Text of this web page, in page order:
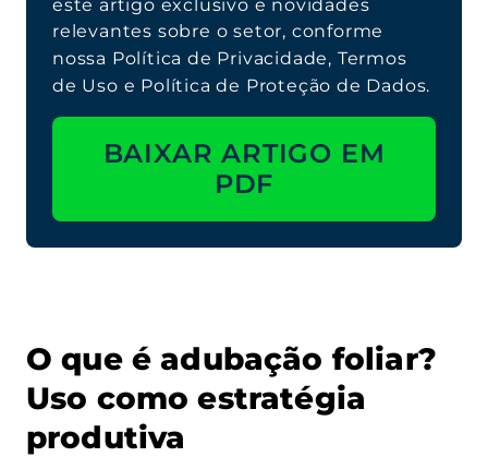
este artigo exclusivo e novidades
relevantes sobre o setor, conforme
nossa Política de Privacidade, Termos
de Uso e Política de Proteção de Dados.
BAIXAR ARTIGO EM
PDF
O que é adubação foliar?
Uso como estratégia
produtiva